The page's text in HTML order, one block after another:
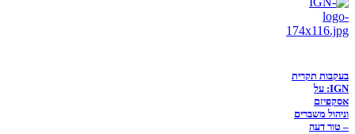
בעקבות תקרית
IGN: על
אסקפיזם
וניהול משברים
– טור דעה